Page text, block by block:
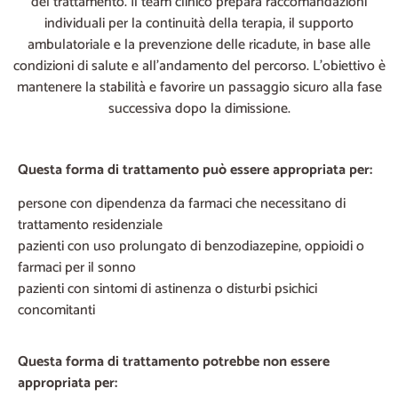
individuali per la continuità della terapia, il supporto
ambulatoriale e la prevenzione delle ricadute, in base alle
condizioni di salute e all’andamento del percorso. L’obiettivo è
mantenere la stabilità e favorire un passaggio sicuro alla fase
successiva dopo la dimissione.
Questa forma di trattamento può essere appropriata per:
persone con dipendenza da farmaci che necessitano di
trattamento residenziale
pazienti con uso prolungato di benzodiazepine, oppioidi o
farmaci per il sonno
pazienti con sintomi di astinenza o disturbi psichici
concomitanti
Questa forma di trattamento potrebbe non essere
appropriata per: